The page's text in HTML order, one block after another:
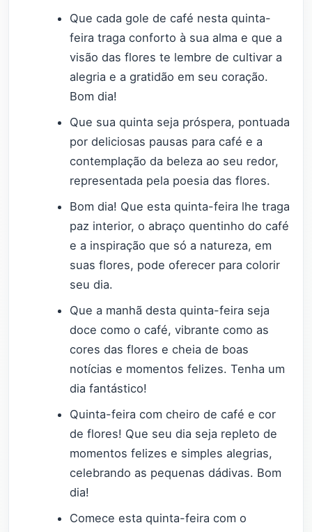
Que cada gole de café nesta quinta-
feira traga conforto à sua alma e que a
visão das flores te lembre de cultivar a
alegria e a gratidão em seu coração.
Bom dia!
Que sua quinta seja próspera, pontuada
por deliciosas pausas para café e a
contemplação da beleza ao seu redor,
representada pela poesia das flores.
Bom dia! Que esta quinta-feira lhe traga
paz interior, o abraço quentinho do café
e a inspiração que só a natureza, em
suas flores, pode oferecer para colorir
seu dia.
Que a manhã desta quinta-feira seja
doce como o café, vibrante como as
cores das flores e cheia de boas
notícias e momentos felizes. Tenha um
dia fantástico!
Quinta-feira com cheiro de café e cor
de flores! Que seu dia seja repleto de
momentos felizes e simples alegrias,
celebrando as pequenas dádivas. Bom
dia!
Comece esta quinta-feira com o